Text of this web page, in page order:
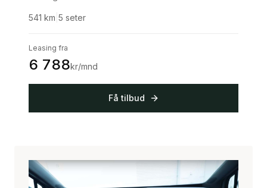
541 km 5 seter
Leasing fra
6 788kr/mnd
Få tilbud